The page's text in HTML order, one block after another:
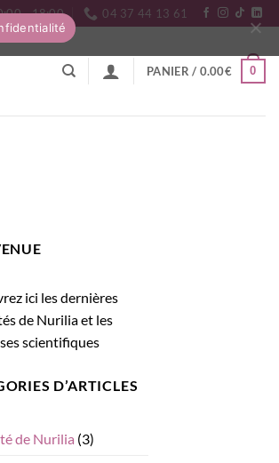
- 18:00 04 37 44 13 61
PANIER / 0.00€ 0
ici les dernières
de Nurilia et les
scientifiques
D’ARTICLES
de Nurilia (3)